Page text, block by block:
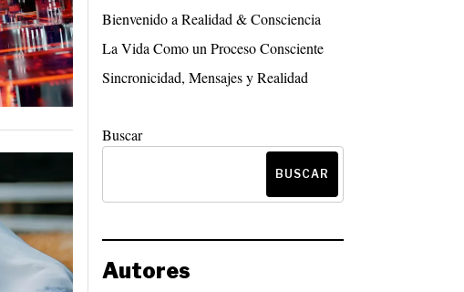
Bienvenido a Realidad & Consciencia
La Vida Como un Proceso Consciente
Sincronicidad, Mensajes y Realidad
Buscar
BUSCAR
Autores